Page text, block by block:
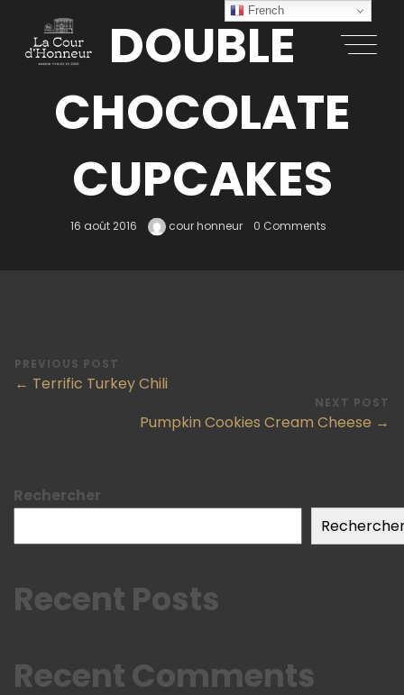
DOUBLE
CHOCOLATE
CUPCAKES
16 août 2016 cour honneur 0 Comments
PREVIOUS POST
← Terrific Turkey Chili
NEXT POST
Pumpkin Cookies Cream Cheese →
Rechercher
Recent Posts
Recent Comments
French